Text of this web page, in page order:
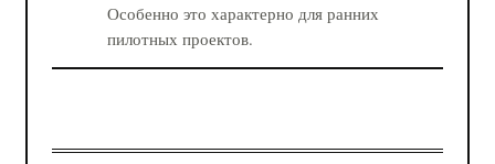
Особенно это характерно для ранних
пилотных проектов.